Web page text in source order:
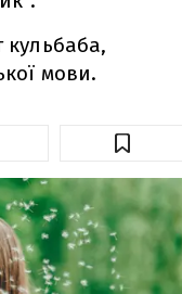
кульбаба,
мови.